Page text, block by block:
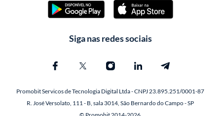
Siga nas redes sociais
Promobit Servicos de Tecnologia Digital Ltda - CNPJ 23.895.251/0001-87
R. José Versolato, 111 - B, sala 3014, São Bernardo do Campo - SP